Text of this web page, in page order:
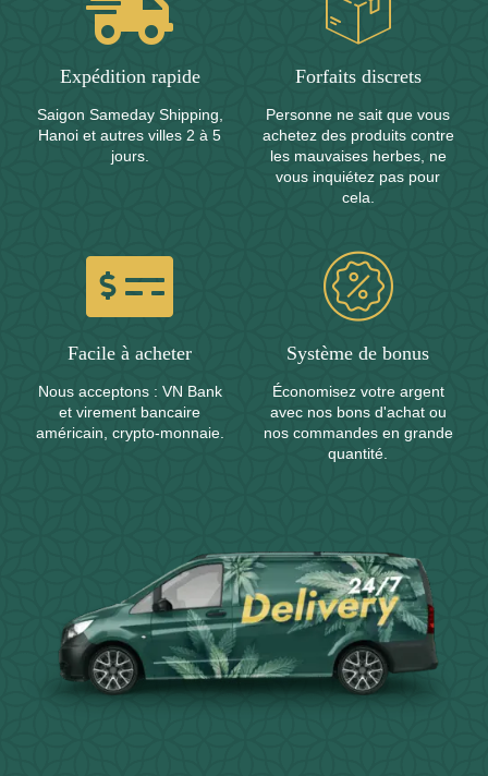
Expédition rapide
Saigon Sameday Shipping,
Hanoi et autres villes 2 à 5
jours.
Forfaits discrets
Personne ne sait que vous
achetez des produits contre
les mauvaises herbes, ne
vous inquiétez pas pour
cela.
Facile à acheter
Nous acceptons : VN Bank
et virement bancaire
américain, crypto-monnaie.
Système de bonus
Économisez votre argent
avec nos bons d'achat ou
nos commandes en grande
quantité.